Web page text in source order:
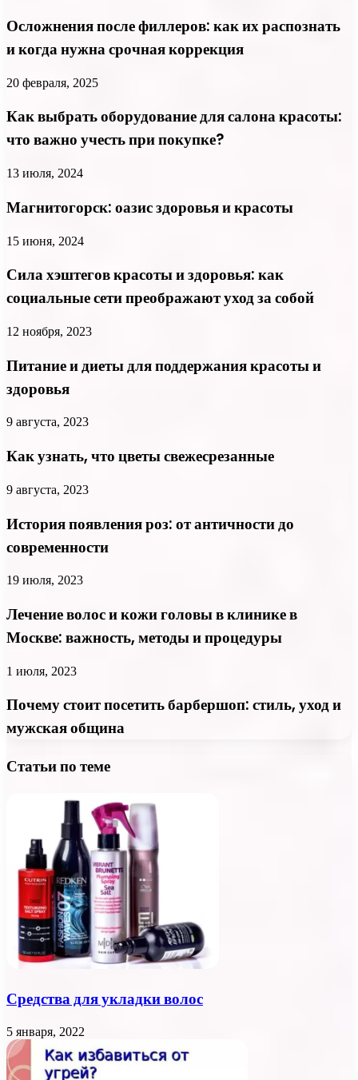
Осложнения после филлеров: как их распознать
и когда нужна срочная коррекция
20 февраля, 2025
Как выбрать оборудование для салона красоты:
что важно учесть при покупке?
13 июля, 2024
Магнитогорск: оазис здоровья и красоты
15 июня, 2024
Сила хэштегов красоты и здоровья: как
социальные сети преображают уход за собой
12 ноября, 2023
Питание и диеты для поддержания красоты и
здоровья
9 августа, 2023
Как узнать, что цветы свежесрезанные
9 августа, 2023
История появления роз: от античности до
современности
19 июля, 2023
Лечение волос и кожи головы в клинике в
Москве: важность, методы и процедуры
1 июля, 2023
Почему стоит посетить барбершоп: стиль, уход и
мужская община
Статьи по теме
Средства для укладки волос
5 января, 2022